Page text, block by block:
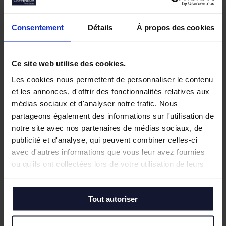
Consentement Détails À propos des cookies
Ce site web utilise des cookies.
Les cookies nous permettent de personnaliser le contenu
et les annonces, d'offrir des fonctionnalités relatives aux
médias sociaux et d'analyser notre trafic. Nous
partageons également des informations sur l'utilisation de
notre site avec nos partenaires de médias sociaux, de
publicité et d'analyse, qui peuvent combiner celles-ci
avec d'autres informations que vous leur avez fournies
ou qu'ils ont collectées lors de votre utilisation de leurs
Tout autoriser
CYSOING